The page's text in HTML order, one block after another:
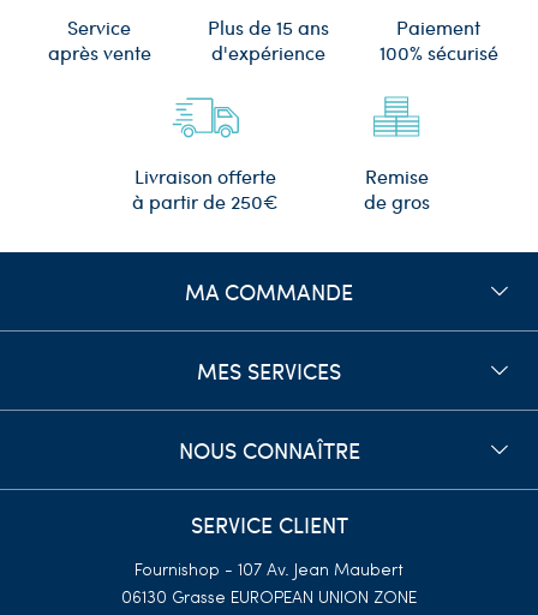
Service
après vente
Plus de 15 ans
d'expérience
Paiement
100% sécurisé
Livraison offerte
à partir de 250€
Remise
de gros
MA COMMANDE
MES SERVICES
NOUS CONNAÎTRE
SERVICE CLIENT
Fournishop - 107 Av. Jean Maubert
06130 Grasse EUROPEAN UNION ZONE